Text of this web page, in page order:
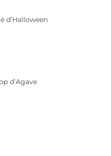
d’Halloween
d’Agave